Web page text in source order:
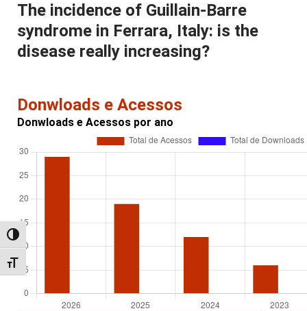
Alternar alto contraste
Alternar tamanho da fonte
The incidence of Guillain-Barre
syndrome in Ferrara, Italy: is the
disease really increasing?
Donwloads e Acessos
Donwloads e Acessos por ano